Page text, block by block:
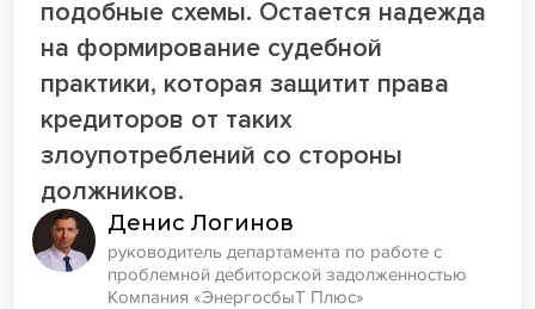
подобные схемы. Остается надежда
на формирование судебной
практики, которая защитит права
кредиторов от таких
злоупотреблений со стороны
должников.
Денис Логинов
руководитель департамента по работе с
проблемной дебиторской задолженностью
Компания «ЭнергосбыТ Плюс»